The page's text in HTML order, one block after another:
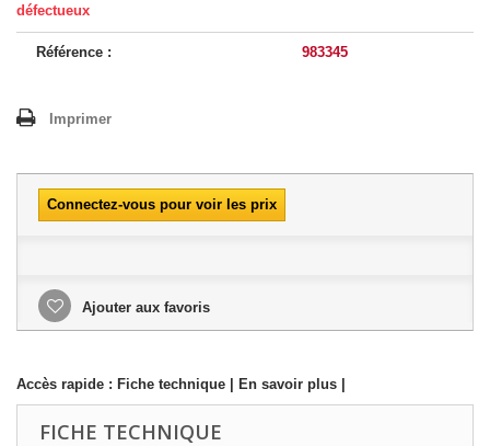
défectueux
Référence : 983345
Imprimer
Connectez-vous pour voir les prix
Ajouter aux favoris
Accès rapide : Fiche technique En savoir plus
FICHE TECHNIQUE